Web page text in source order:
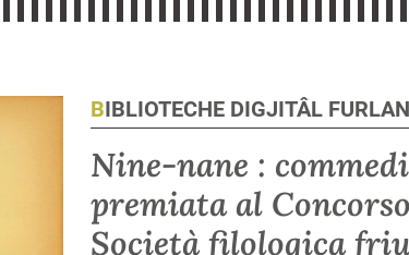
BIBLIOTECHE DIGJITÂL
Nine-nane :
premiata al
Società filologica